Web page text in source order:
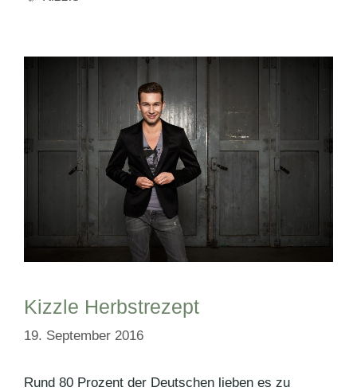
Kizzle Herbstrezept
19. September 2016
Rund 80 Prozent der Deutschen lieben es zu